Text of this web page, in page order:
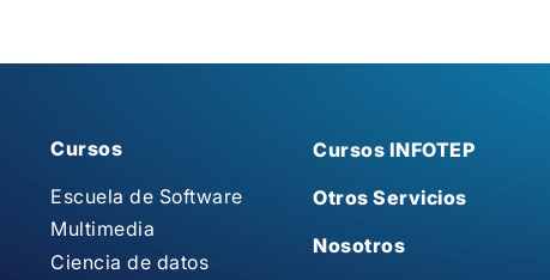
Cursos
Escuela de Software
Multimedia
Ciencia de datos
Cursos INFOTEP
Otros Servicios
Nosotros